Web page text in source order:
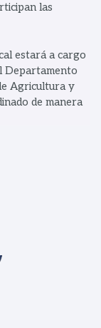
las
estará a cargo
Departamento
Agricultura y
de manera